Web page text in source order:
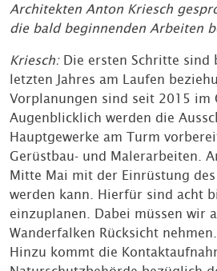
Architekten Anton Kriesch
die bald beginnenden Arbeiten
Kriesch:Die ersten Schritte sind
letzten Jahres am Laufen
Vorplanungen sind seit 2015 im
Augenblicklich werden die
Hauptgewerke am Turm
Gerüstbau- und Malerarbeiten.
Mitte Mai mit der Einrüstung
werden kann. Hierfür sind acht
einzuplanen. Dabei müssen wir
Wanderfalken Rücksicht nehmen.
Hinzu kommt die